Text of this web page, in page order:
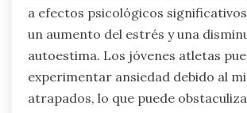
¿Cuáles son los efectos
psicológicos del engaño
jóvenes atletas?